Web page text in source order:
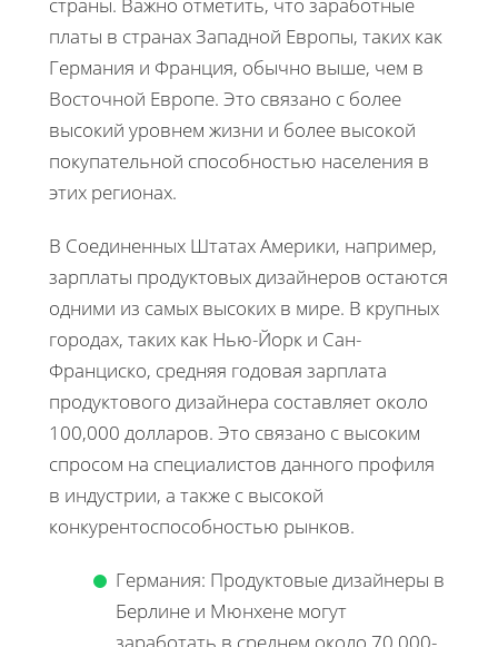
платы в странах Западной Европы, таких как
Германия и Франция, обычно выше, чем в
Восточной Европе. Это связано с более
высокий уровнем жизни и более высокой
покупательной способностью населения в
этих регионах.
В Соединенных Штатах Америки, например,
зарплаты продуктовых дизайнеров остаются
одними из самых высоких в мире. В крупных
городах, таких как Нью-Йорк и Сан-
Франциско, средняя годовая зарплата
продуктового дизайнера составляет около
100,000 долларов. Это связано с высоким
спросом на специалистов данного профиля
в индустрии, а также с высокой
конкурентоспособностью рынков.
Германия: Продуктовые дизайнеры в
Берлине и Мюнхене могут
заработать в среднем около 70,000-